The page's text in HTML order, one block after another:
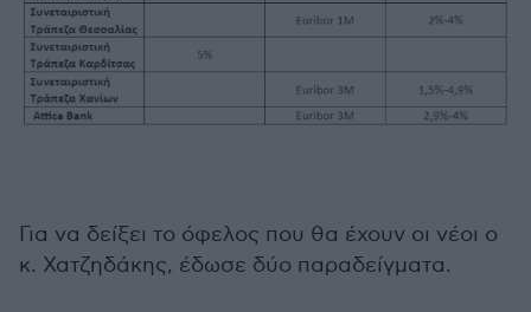
Για να δείξει το όφελος που θα έχουν οι νέοι ο
κ. Χατζηδάκης, έδωσε δύο παραδείγματα.